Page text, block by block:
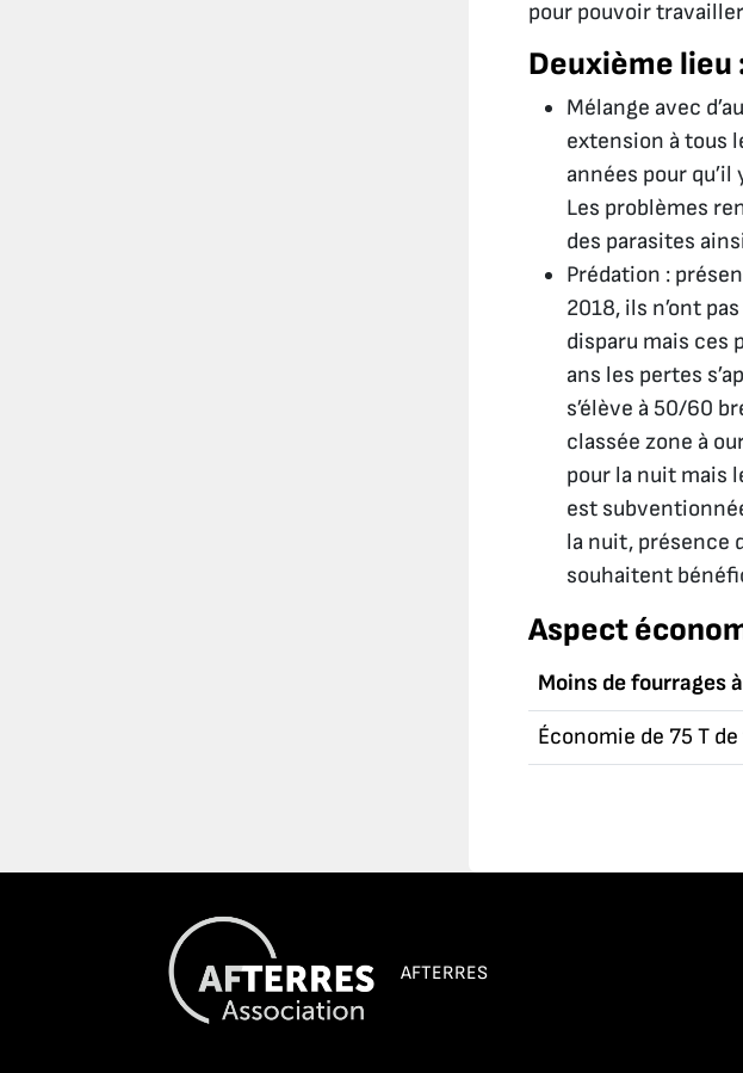
pour pouvoir
Deuxième
Mélange avec
extension à tous
années pour
Les problèmes
des parasites
Prédation :
2018, ils n’ont
disparu mais ces
ans les pertes
s’élève à 50/60
classée zone à
pour la nuit mais
est
la nuit, présence
souhaitent
Aspect
Moins de fourrages
Économie de 75 T
AFTERRES